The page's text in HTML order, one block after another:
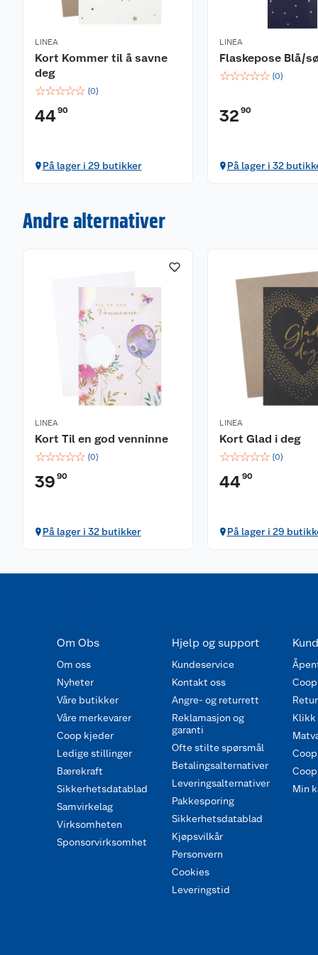
LINEA
Kort Kommer til å savne
deg
☆☆☆☆☆ (0)
4490
På lager i 29 butikker
LINEA
Flaskepose Blå/
☆☆☆☆☆ (0)
32 90
På lager i 32
Andre alternativer
LINEA
Kort Til en god venninne
☆☆☆☆☆ (0)
39 90
På lager i 32 butikker
LINEA
Kort Glad i deg
☆☆☆☆☆ (0)
4490
På lager i 29
Om Obs
Om oss
Nyheter
Våre butikker
Våre merkevarer
Coop kjeder
Ledige stillinger
Bærekraft
Sikkerhetsdatablad
Samvirkelag
Virksomheten
Sponsorvirksomhet
Hjelp og support
Kundeservice
Kontakt oss
Angre- og returrett
Reklamasjon og
garanti
Ofte stilte spørsmål
Betalingsalternativer
Leveringsalternativer
Pakkesporing
Sikkerhetsdatablad
Kjøpsvilkår
Personvern
Cookies
Leveringstid
Klikk
Min